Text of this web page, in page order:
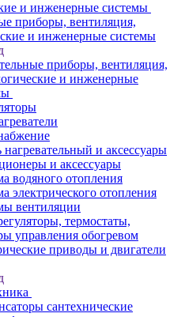
и инженерные системы
приборы, вентиляция,
и инженерные системы
приборы, вентиляция,
и инженерные
нагревательный и аксессуары
и аксессуары
водяного отопления
электрического отопления
вентиляции
термостаты,
управления обогревом
приводы и двигатели
сантехнические